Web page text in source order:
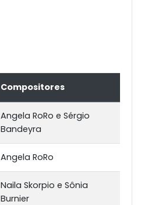
Compositores
Angela RoRo e Sérgio
Bandeyra
Angela RoRo
Naila Skorpio e Sônia
Burnier